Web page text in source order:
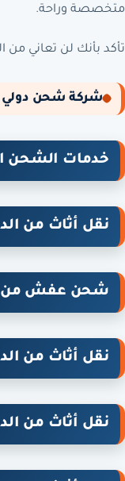
متخصصة وراحة.
تأكد بأنك لن تعاني من
شركة شحن
خدمات الشحن
نقل أثاث من
شحن عفش من
نقل أثاث من
نقل أثاث من